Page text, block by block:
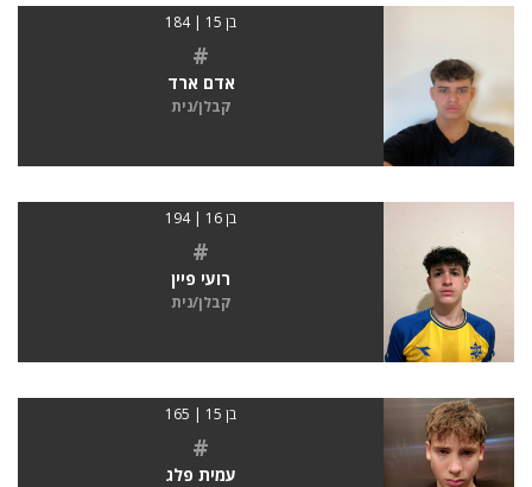
בן 15 | 184
#
אדם ארד
קבלן/נית
בן 16 | 194
#
רועי פיין
קבלן/נית
בן 15 | 165
#
עמית פלג